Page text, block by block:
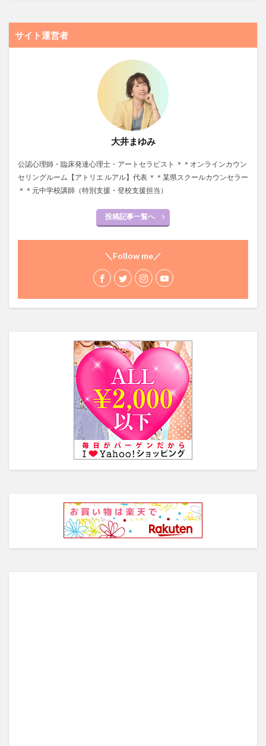
サイト運営者
大井まゆみ
公認心理師・臨床発達心理士・アートセラピスト ＊＊オンラインカウン
セリングルーム【アトリエ ルアル】代表 ＊＊某県スクールカウンセラー
＊＊元中学校講師（特別支援・登校支援担当）
投稿記事一覧へ
＼Follow me／